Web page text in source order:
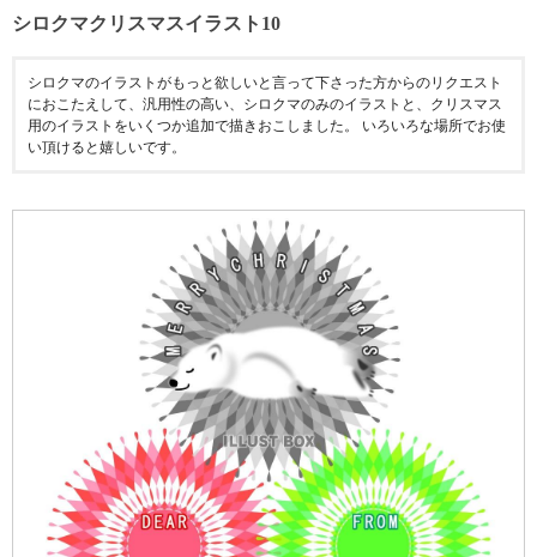
シロクマクリスマスイラスト10
シロクマのイラストがもっと欲しいと言って下さった方からのリクエスト
におこたえして、汎用性の高い、シロクマのみのイラストと、クリスマス
用のイラストをいくつか追加で描きおこしました。 いろいろな場所でお使
い頂けると嬉しいです。